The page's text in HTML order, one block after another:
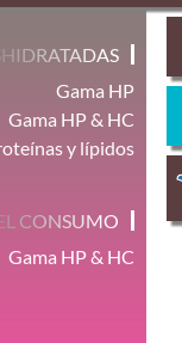
Gama HP
Gama HP & HC
y lípidos
CONSUMO
Gama HP & HC